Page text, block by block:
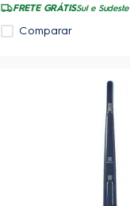
FRETE GRÁTISSul e Sudeste
Comparar